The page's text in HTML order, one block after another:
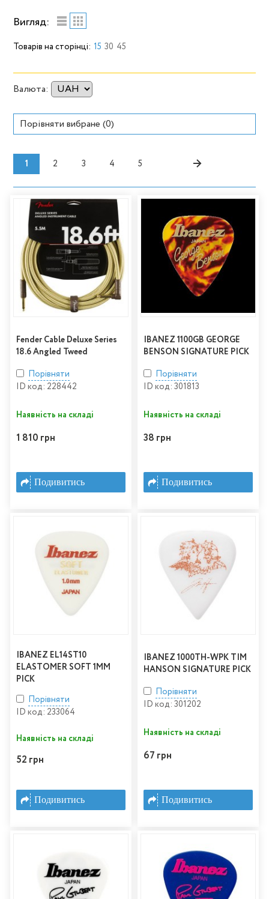
Вигляд:
Товарів на сторінці: 15 30 45
Валюта:
Порівняти вибране (0)
1 2 3 4 5 →
Fender Cable Deluxe Series
18.6 Angled Tweed
Порівняти
ID код: 228442
Наявність на складі
1 810 грн
Подивитись
IBANEZ 1100GB GEORGE
BENSON SIGNATURE PICK
Порівняти
ID код: 301813
Наявність на складі
38 грн
Подивитись
IBANEZ EL14ST10
ELASTOMER SOFT 1MM
PICK
Порівняти
ID код: 233064
Наявність на складі
52 грн
Подивитись
IBANEZ 1000TH-WPK TIM
HANSON SIGNATURE PICK
Порівняти
ID код: 301202
Наявність на складі
67 грн
Подивитись